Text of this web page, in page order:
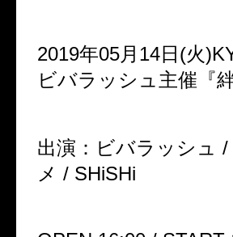
2019年05月14日(火
ビバラッシュ主催『
出演：ビバラッシュ
メ / SHiSHi